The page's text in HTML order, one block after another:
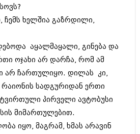
(279)
(256)
(89)
(204)
(98)
(295)
ჩემს ხელშია გაზრდილი,
აყალმაყალი, გინება და
ოჯახი არ დარჩა, რომ ამ
არ ჩართულიყო. დილას კი,
სადგურიდან ერთი
პირველი ავტობუსი
მიმართულებით.
იყო, მაგრამ, ხმას არავინ